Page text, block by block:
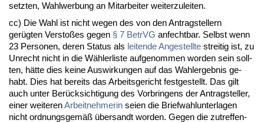
setz­ten, Wahl­wer­bung an Mit­ar­bei­ter wei­ter­zu­lei­ten.
cc) Die Wahl ist nicht we­gen des von den An­trag­stel­lern
gerügten Ver­s­toßes ge­gen § 7 Be­trVG an­fecht­bar. Selbst wenn
23 Per­so­nen, de­ren Sta­tus als lei­ten­de An­ge­stell­te strei­tig ist, zu
Un­recht nicht in die Wähler­lis­te auf­ge­nom­men wor­den sein soll­
ten, hätte dies kei­ne Aus­wir­kun­gen auf das Wahl­er­geb­nis ge­
habt. Dies hat be­reits das Ar­beits­ge­richt fest­ge­stellt. Das gilt
auch un­ter Berück­sich­ti­gung des Vor­brin­gens der An­trag­stel­ler,
ei­ner wei­te­renAr­beit­neh­me­rin sei­en die Brief­wahl­un­ter­la­gen
nicht ord­nungs­gemäß über­sandt wor­den. Ge­gen die zu­tref­fen­